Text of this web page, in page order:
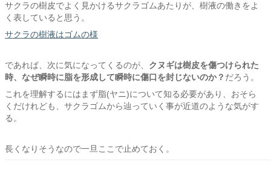
サクラの樹皮でよく見かけるサクラゴムあたりが、樹液の働きをよ
く表していると思う。
サクラの樹液はゴムの様
であれば、次に気になってくるのが、 クヌギは樹皮を傷つけられた
時、なぜ瞬時に脂を形成して瞬時に傷口を封じないのか？ だろう。
これを理解するにはまず脂(ヤニ)について知る必要があり、おそら
くだけれども、サクラゴムから辿っていく事が近道のような気がす
る。
長くなりそうなので一旦ここで止めておく。